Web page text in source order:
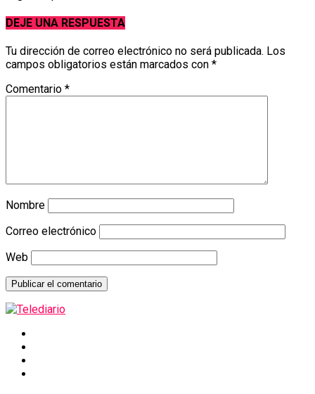
DEJE UNA RESPUESTA
Tu dirección de correo electrónico no será publicada. Los
campos obligatorios están marcados con *
Comentario *
Nombre
Correo electrónico
Web